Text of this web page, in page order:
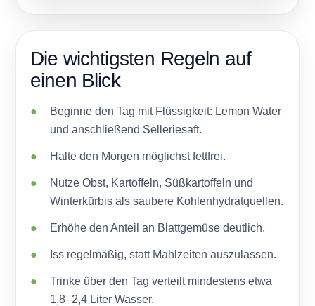
Die wichtigsten Regeln auf
einen Blick
Beginne den Tag mit Flüssigkeit: Lemon Water
und anschließend Selleriesaft.
Halte den Morgen möglichst fettfrei.
Nutze Obst, Kartoffeln, Süßkartoffeln und
Winterkürbis als saubere Kohlenhydratquellen.
Erhöhe den Anteil an Blattgemüse deutlich.
Iss regelmäßig, statt Mahlzeiten auszulassen.
Trinke über den Tag verteilt mindestens etwa
1,8–2,4 Liter Wasser.